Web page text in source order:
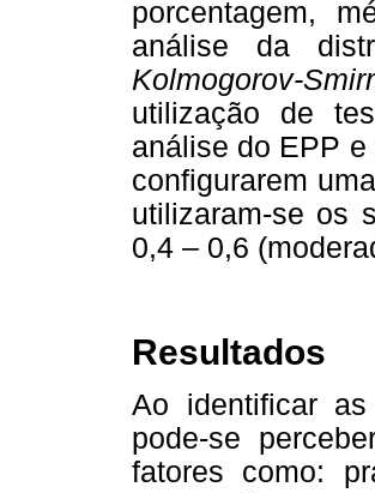
porcentagem,
análise da
Kolmogorov-
utilização de
análise do EPP
configurarem
utilizaram-se os
0,4 – 0,6
Resultados
Ao identificar
pode-se
fatores como: